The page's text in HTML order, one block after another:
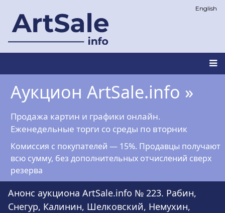
основному
English
Main
navigation
Аукцион ArtSale.info »
Продажа картин и графики онлайн.
Еженедельные торги со среды по вторник
Комиссия с покупателей — 15%. Продавцы получают
всю сумму, без дополнительных отчислений сверх
резерва
Анонс аукциона ArtSale.info № 223. Рабин,
Снегур, Калинин, Шелковский, Немухин,